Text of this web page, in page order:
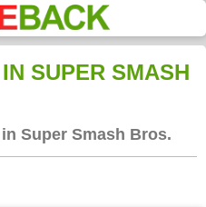
SUPER SMASH
Super Smash Bros.